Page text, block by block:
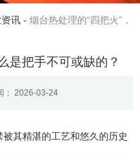
讯 - 烟台热处理的“四把火”，
是把手不可或缺的？
： 2026-03-24
其精湛的工艺和悠久的历史